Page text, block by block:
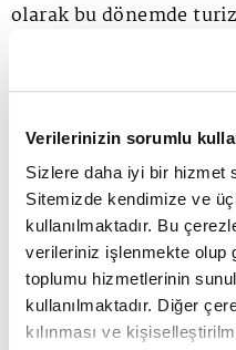
Verilerinizin sorumlu
Sizlere daha iyi bir hizmet
Sitemizde kendimize ve
kullanılmaktadır. Bu
verileriniz işlenmekte olup
toplumu hizmetlerinin
kullanılmaktadır. Diğer
kılınması ve
olarak bu dönemde
temsil etmeyi
pazarında, özellikle
hareketliliğin
ise Almanya başta
İspanya ve İtalya'dan
belirtiyor. Türkiye
sahip olduğunu
yalnızca doluluk